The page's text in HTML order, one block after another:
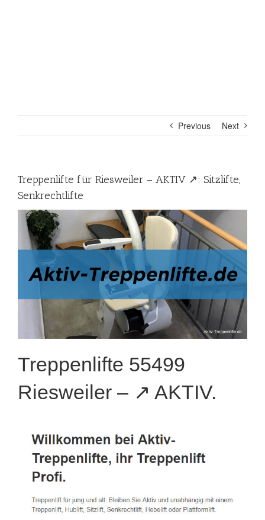
Previous Next
Treppenlifte für Riesweiler – AKTIV ↗️: Sitzlifte,
Senkrechtlifte
Treppenlifte 55499
Riesweiler – ↗️ AKTIV.